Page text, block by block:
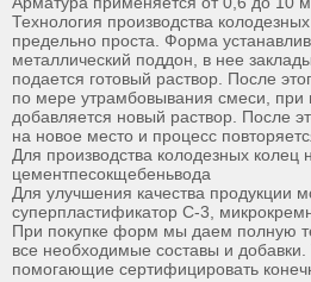
Технология производства
предельно проста. Форма
металлический поддон, в нее
подается готовый раствор. После
по мере утрамбовывания смеси, при
добавляется новый раствор. После
на новое место и процесс
Для производства колодезных колец
цементпесокщебеньвода
Для улучшения качества продукции
суперпластификатор С-3,
При покупке форм мы даем полную
все необходимые составы и
помогающие сертифицировать